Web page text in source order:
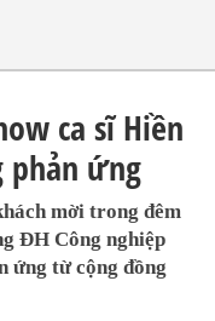
ca sĩ Hiền
phản ứng
mời trong đêm
ĐH Công nghiệp
ứng từ cộng đồng